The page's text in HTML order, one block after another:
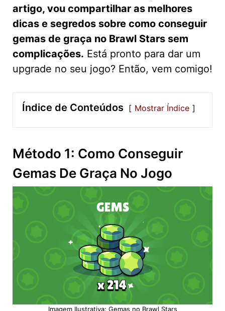
artigo, vou compartilhar as melhores
dicas e segredos sobre como conseguir
gemas de graça no Brawl Stars sem
complicações. Está pronto para dar um
upgrade no seu jogo? Então, vem comigo!
Índice de Conteúdos Mostrar Índice
Método 1: Como Conseguir
Gemas De Graça No Jogo
Imagem Ilustrativa: Gemas no Brawl Stars